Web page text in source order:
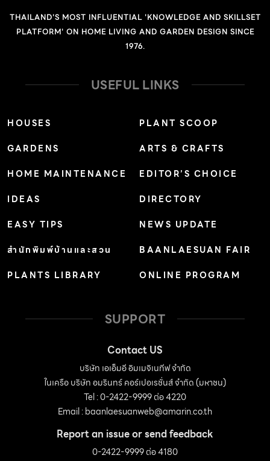
THAILAND'S MOST INFLUENTIAL 'KNOWLEDGE AND SKILLSET
PLATFORM' ON HOME LIVING AND GARDEN DESIGN SINCE
1976.
USEFUL LINKS
HOUSES
GARDENS
HOME MAINTENANCE
IDEAS
EASY TIPS
สำนักพิมพ์บ้านและสวน
PLANTS LIBRARY
PLANT SCOOP
ARTS & CRAFTS
EDITOR’S CHOICE
DIRECTORY
NEWS UPDATE
BAANLAESUAN FAIR
ONLINE PROGRAM
SUPPORT
Contact US
บริษัท เอเอ็มอี อิมเมจิเนทีฟ จำกัด
ในเครือ บริษัท อมรินทร์ คอร์เปอเรชั่นส์ จำกัด (มหาชน)
Tel : 0-2422-9999 ต่อ 4220
Email :baanlaesuanweb@amarin.co.th
Report an issue or send feedback
0-2422-9999 ต่อ 4180